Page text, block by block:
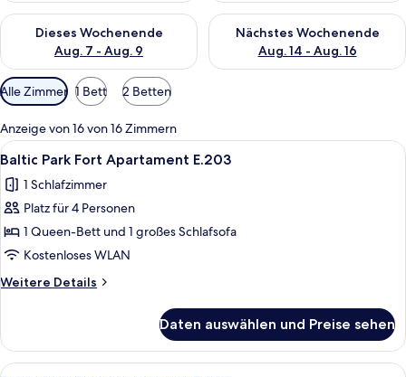
Dieses Wochenende
Aug. 7 - Aug. 9
Überprüfe die Verfügbarkeit für dieses Wochenende, Aug. 7
Nächstes Wochenende
Aug. 14 - Aug. 16
Überprüfe die Verfügbarkeit
Verfügbare
Filter
für
Zimmer
Alle Zimmer 1 Bett 2 Betten
Anzeige von 16 von 16 Zimmern
Alle
Fotos
für
Baltic
Park
Fort
Apartament
E.203
Ein modernes Hotelzimmer mit
4
Baltic Park Fort Apartament E.203
1 Schlafzimmer
Platz für 4 Personen
1 Queen-Bett und 1 großes Schlafsofa
Kostenloses WLAN
Weitere Details
Weitere
Park
Fort
Daten auswählen und Preise sehen
Alle
Ein Hotelzimmer mit einem großen